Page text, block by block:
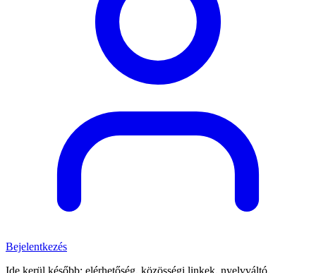
Bejelentkezés
Ide kerül később: elérhetőség, közösségi linkek, nyelvváltó.